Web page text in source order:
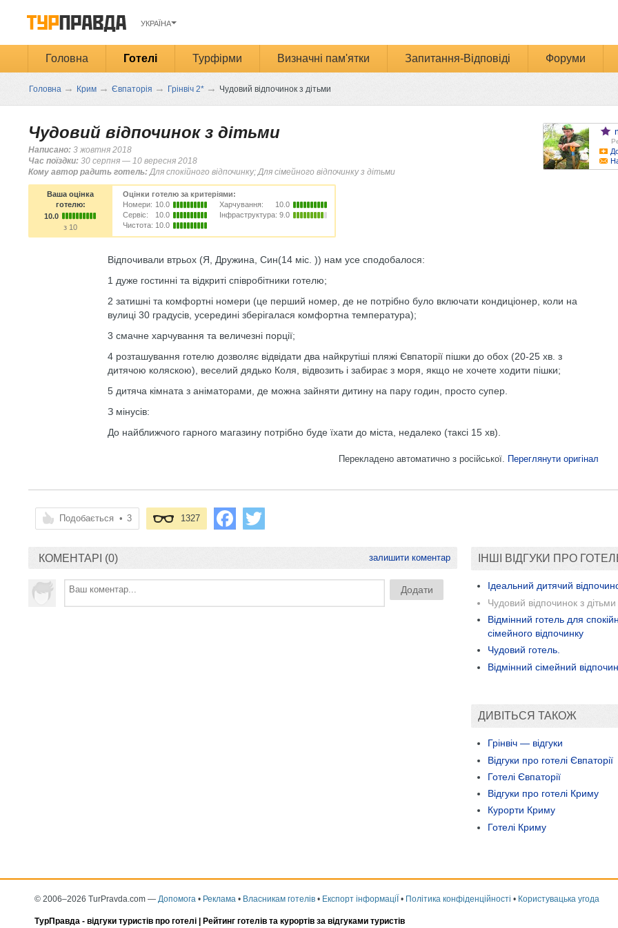
УКРАЇНА
Головна Готелі Турфірми Визначні пам'ятки Запитання-Відповіді Форуми
Головна → Крим → Євпаторія → Грінвіч 2* → Чудовий відпочинок з дітьми
Чудовий відпочинок з дітьми
Написано: 3 жовтня 2018
Час поїздки: 30 серпня — 10 вересня 2018
Кому автор радить готель: Для спокійного відпочинку; Для сімейного відпочинку з дітьми
Ваша оцінка
готелю:
10.0
з 10
Оцінки готелю за критеріями:
Номери: 10.0
Сервіс:
10.0
Чистота: 10.0
Харчування:
10.0
Інфраструктура: 9.0
Відпочивали втрьох (Я, Дружина, Син(14 міс. )) нам усе сподобалося:
1 дуже гостинні та відкриті співробітники готелю;
2 затишні та комфортні номери (це перший номер, де не потрібно було включати кондиціонер, коли на
вулиці 30 градусів, усередині зберігалася комфортна температура);
3 смачне харчування та величезні порції;
4 розташування готелю дозволяє відвідати два найкрутіші пляжі Євпаторії пішки до обох (20-25 хв. з
дитячою коляскою), веселий дядько Коля, відвозить і забирає з моря, якщо не хочете ходити пішки;
5 дитяча кімната з аніматорами, де можна зайняти дитину на пару годин, просто супер.
З мінусів:
До найближчого гарного магазину потрібно буде їхати до міста, недалеко (таксі 15 хв).
Перекладено автоматично з російської. Переглянути оригінал
Подобається • 3 1327
КОМЕНТАРІ (0) залишити коментар ІНШІ ВІДГУКИ ПРО
Ідеальний дитячий
Чудовий відпочинок з дітьми
Відмінний готель для
сімейного відпочинку
Чудовий готель.
Відмінний сімейний
ДИВІТЬСЯ ТАКОЖ
Грінвіч — відгуки
Відгуки про готелі Євпаторії
Готелі Євпаторії
Відгуки про готелі Криму
Курорти Криму
Готелі Криму
© 2006–2026 TurPravda.com — Допомога • Реклама • Власникам готелів • Експорт інформаціЇ • Політика конфіденційності • Користувацька угода
ТурПравда - відгуки туристів про готелі | Рейтинг готелів та курортів за відгуками туристів